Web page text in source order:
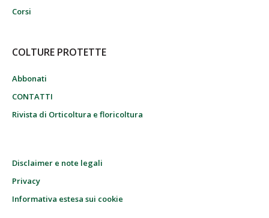
Corsi
COLTURE PROTETTE
Abbonati
CONTATTI
Rivista di Orticoltura e floricoltura
Disclaimer e note legali
Privacy
Informativa estesa sui cookie